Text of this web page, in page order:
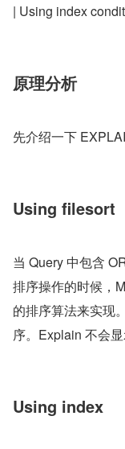
| Using index
原理分析
先介绍一下
Using filesort
当 Query 中包含
排序操作的时候，
的排序算法来实现
序。Explain 不会
Using index